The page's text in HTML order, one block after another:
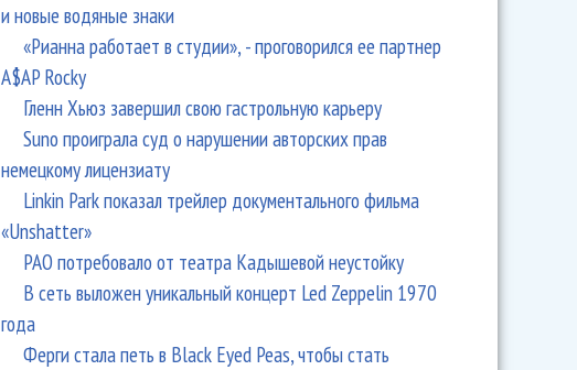
и новые водяные знаки
«Рианна работает в студии», - проговорился ее партнер
A$AP Rocky
Гленн Хьюз завершил свою гастрольную карьеру
Suno проиграла суд о нарушении авторских прав
немецкому лицензиату
Linkin Park показал трейлер документального фильма
«Unshatter»
РАО потребовало от театра Кадышевой неустойку
В сеть выложен уникальный концерт Led Zeppelin 1970
года
Ферги стала петь в Black Eyed Peas, чтобы стать